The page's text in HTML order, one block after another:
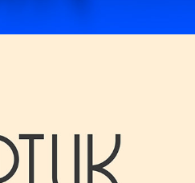
TAPTUK